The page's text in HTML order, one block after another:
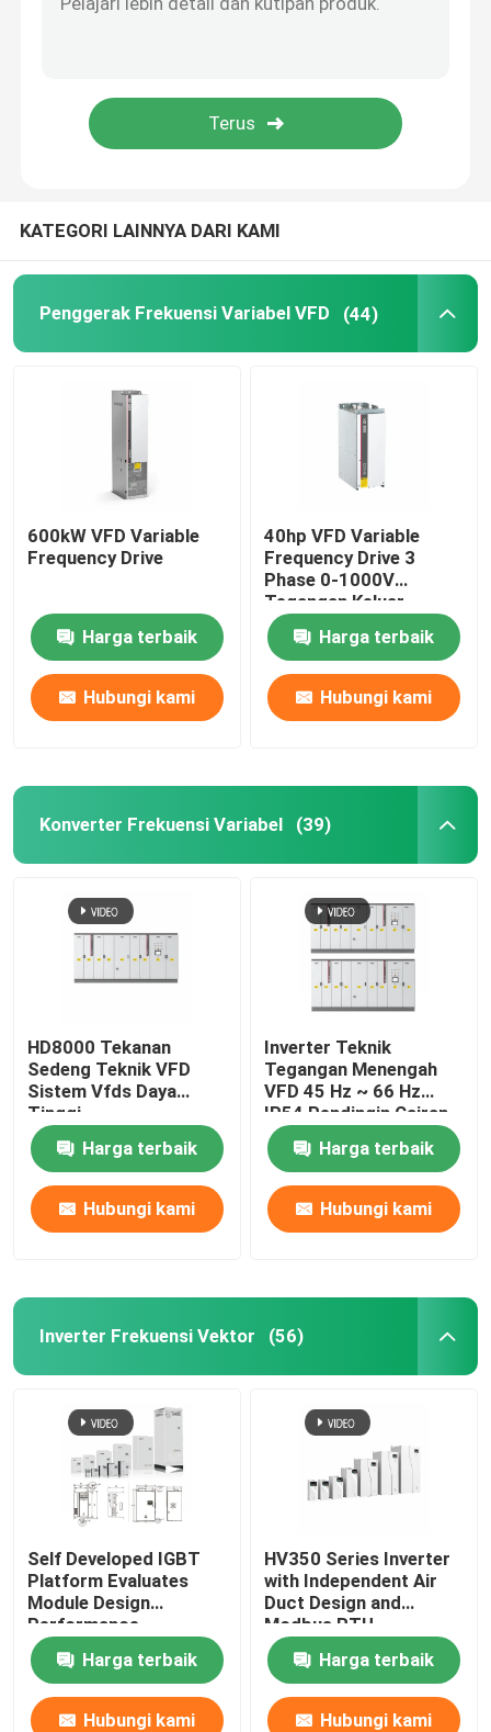
KATEGORI LAINNYA DARI KAMI
Penggerak Frekuensi Variabel VFD (44)
600kW VFD Variable
Frequency Drive
Harga terbaik
Hubungi kami
40hp VFD Variable
Frequency Drive 3
Phase 0-1000V
Tegangan Keluar
Harga terbaik
Hubungi kami
Konverter Frekuensi Variabel (39)
HD8000 Tekanan
Sedeng Teknik VFD
Sistem Vfds Daya
Tinggi
Harga terbaik
Hubungi kami
Inverter Teknik
Tegangan Menengah
VFD 45 Hz ~ 66 Hz
IP54 Pendingin Cairan
Harga terbaik
Hubungi kami
Inverter Frekuensi Vektor (56)
Self Developed IGBT
Platform Evaluates
Module Design
Performance
Harga terbaik
Hubungi kami
HV350 Series Inverter
with Independent Air
Duct Design and
Modbus RTU
Communication
Protocol
50Hz/60Hz±5% Input
Frequency
Harga terbaik
Hubungi kami